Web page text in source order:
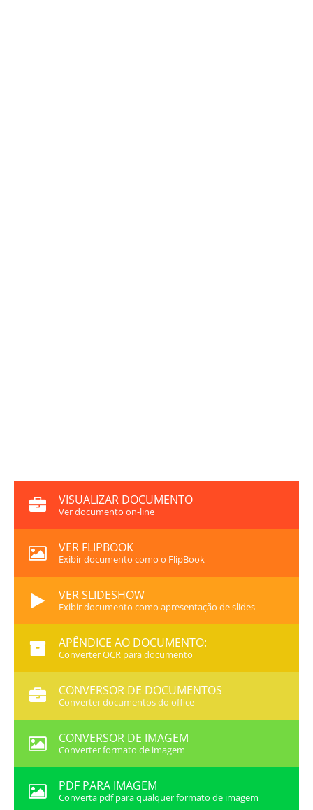
VISUALIZAR DOCUMENTO
Ver documento on-line
VER FLIPBOOK
Exibir documento como o FlipBook
VER SLIDESHOW
Exibir documento como apresentação de slides
APÊNDICE AO DOCUMENTO:
Converter OCR para documento
CONVERSOR DE DOCUMENTOS
Converter documentos do office
CONVERSOR DE IMAGEM
Converter formato de imagem
PDF PARA IMAGEM
Converta pdf para qualquer formato de imagem